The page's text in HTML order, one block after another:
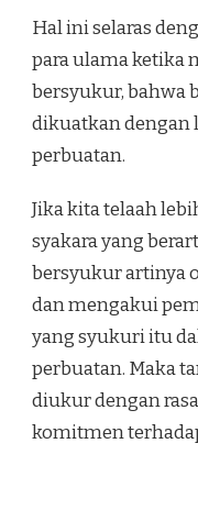
Hal ini selaras
para ulama ketika
bersyukur, bahwa
dikuatkan dengan
perbuatan.
Jika kita telaah
syakara yang
bersyukur artinya
dan mengakui
yang syukuri itu
perbuatan. Maka
diukur dengan
komitmen